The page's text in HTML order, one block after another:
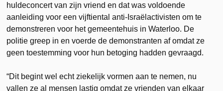
huldeconcert van zijn vriend en dat was voldoende
aanleiding voor een vijftiental anti-Israëlactivisten om te
demonstreren voor het gemeentehuis in Waterloo. De
politie greep in en voerde de demonstranten af omdat ze
geen toestemming voor hun betoging hadden gevraagd.
“Dit begint wel echt ziekelijk vormen aan te nemen, nu
vallen ze al mensen lastig omdat ze vrienden van elkaar